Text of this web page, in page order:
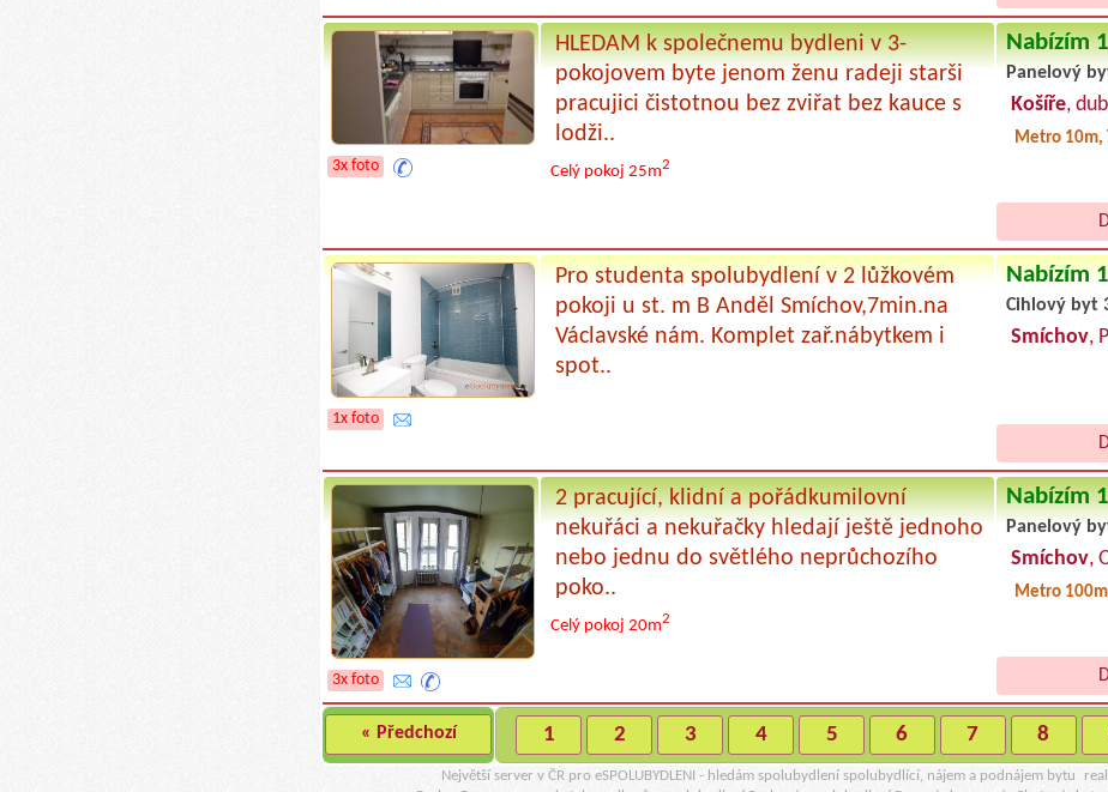
3x foto
HLEDAM k společnemu bydleni v 3-
pokojovem byte jenom ženu radeji starši
pracujici čistotnou bez zviřat bez kauce s
lodži..
Celý pokoj 25m2
Nabízím
Panelový
Košíře,
Metro 10m,
1x foto
Pro studenta spolubydlení v 2 lůžkovém
pokoji u st. m B Anděl Smíchov,7min.na
Václavské nám. Komplet zař.nábytkem i
spot..
Nabízím
Cihlový byt
Smíchov,
3x foto
2 pracující, klidní a pořádkumilovní
nekuřáci a nekuřačky hledají ještě jednoho
nebo jednu do světlého neprůchozího
poko..
Celý pokoj 20m2
Nabízím
Panelový
Smíchov,
Metro
« Předchozí 1 2 3 4 5 6 7 8
Největší server v ČR pro eSPOLUBYDLENI - hledám spolubydlení spolubydlící, nájem a podnájem bytu